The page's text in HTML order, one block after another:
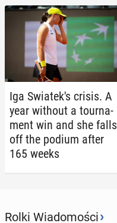
Iga Swiatek's crisis. A
year without a tour­na­
ment win and she falls
off the podium after
165 weeks
Rolki Wiadomości›